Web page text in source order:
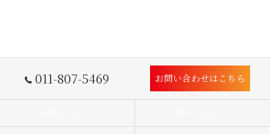
011-807-5469 お問い合わせはこちら